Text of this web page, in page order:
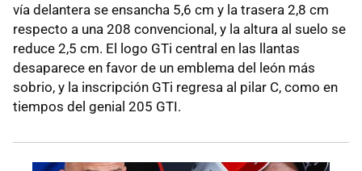
vía delantera se ensancha 5,6 cm y la trasera 2,8 cm
respecto a una 208 convencional, y la altura al suelo se
reduce 2,5 cm. El logo GTi central en las llantas
desaparece en favor de un emblema del león más
sobrio, y la inscripción GTi regresa al pilar C, como en
tiempos del genial 205 GTI.